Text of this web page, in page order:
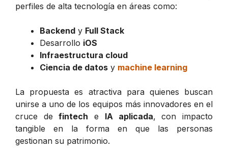
perfiles de alta tecnología en áreas como:
Backend y Full Stack
Desarrollo iOS
Infraestructura cloud
Ciencia de datos y machine learning
La propuesta es atractiva para quienes buscan
unirse a uno de los equipos más innovadores en el
cruce defintech e IA aplicada, con impacto
tangible en la forma en que las personas
gestionan su patrimonio.